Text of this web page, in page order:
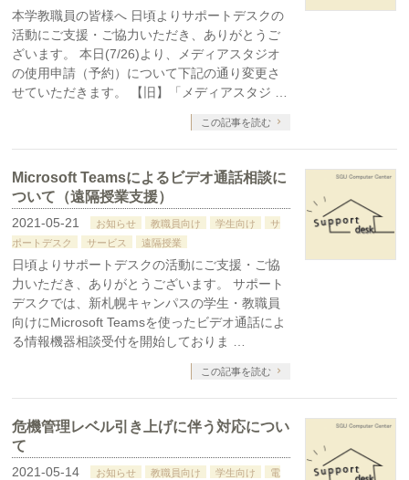
本学教職員の皆様へ 日頃よりサポートデスクの
活動にご支援・ご協力いただき、ありがとうご
ざいます。 本日(7/26)より、メディアスタジオ
の使用申請（予約）について下記の通り変更さ
せていただきます。 【旧】「メディアスタジ …
この記事を読む
Microsoft Teamsによるビデオ通話相談に
ついて（遠隔授業支援）
2021-05-21 お知らせ 教職員向け 学生向け
サ
ポートデスク
サービス 遠隔授業
日頃よりサポートデスクの活動にご支援・ご協
力いただき、ありがとうございます。 サポート
デスクでは、新札幌キャンパスの学生・教職員
向けにMicrosoft Teamsを使ったビデオ通話によ
る情報機器相談受付を開始しておりま …
この記事を読む
危機管理レベル引き上げに伴う対応につい
て
2021-05-14 お知らせ 教職員向け 学生向け
電